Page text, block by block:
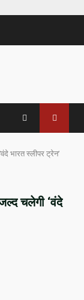
भारत स्लीपर ट्रेन’
चलेगी ‘वंदे